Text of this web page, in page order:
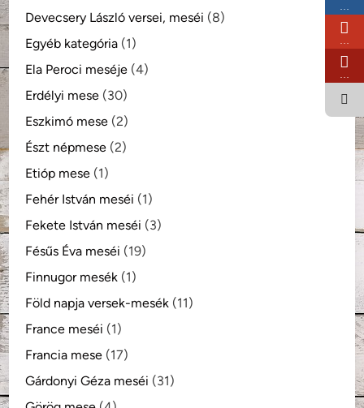
Devecsery László versei, meséi (8)
Egyéb kategória (1)
Ela Peroci meséje (4)
Erdélyi mese (30)
Eszkimó mese (2)
Észt népmese (2)
Etióp mese (1)
Fehér István meséi (1)
Fekete István meséi (3)
Fésűs Éva meséi (19)
Finnugor mesék (1)
Föld napja versek-mesék (11)
France meséi (1)
Francia mese (17)
Gárdonyi Géza meséi (31)
…
…
…